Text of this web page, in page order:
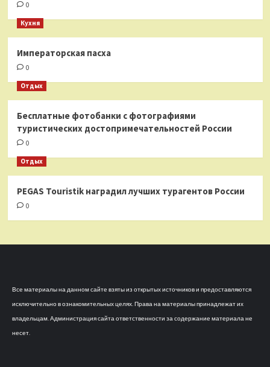
0
Кухня
Императорская пасха
0
Отдых
Бесплатные фотобанки с фотографиями
туристических достопримечательностей России
0
Отдых
PEGAS Touristik наградил лучших турагентов России
0
Все материалы на данном сайте взяты из открытых источников и предоставляются
исключительно в ознакомительных целях. Права на материалы принадлежат их
владельцам. Администрация сайта ответственности за содержание материала не
несет.